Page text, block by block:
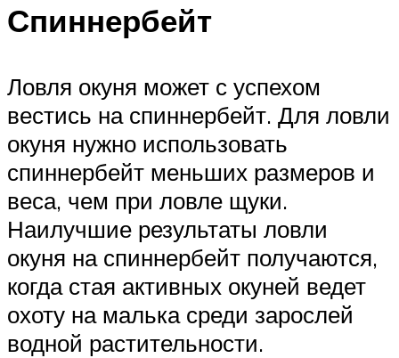
Спиннербейт
Ловля окуня может с успехом
вестись на спиннербейт. Для ловли
окуня нужно использовать
спиннербейт меньших размеров и
веса, чем при ловле щуки.
Наилучшие результаты ловли
окуня на спиннербейт получаются,
когда стая активных окуней ведет
охоту на малька среди зарослей
водной растительности.